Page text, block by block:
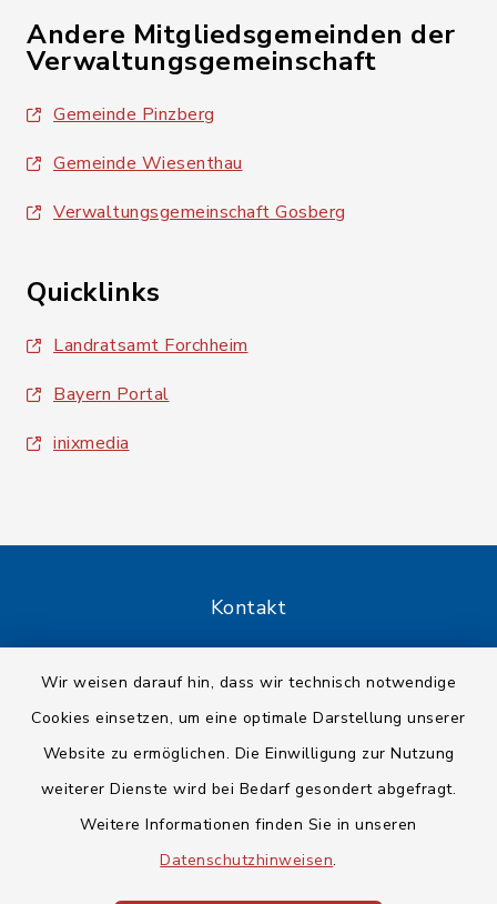
Wir weisen darauf hin, dass wir technisch notwendige
Cookies einsetzen, um eine optimale Darstellung unserer
Website zu ermöglichen. Die Einwilligung zur Nutzung
weiterer Dienste wird bei Bedarf gesondert abgefragt.
Weitere Informationen finden Sie in unseren
Datenschutzhinweisen.
Andere Mitgliedsgemeinden der
Verwaltungsgemeinschaft
Gemeinde Pinzberg
Gemeinde Wiesenthau
Verwaltungsgemeinschaft Gosberg
Quicklinks
Landratsamt Forchheim
Bayern Portal
inixmedia
Kontakt
Datenschutz
Impressum
Sitemap
Cookie-Einstellungen